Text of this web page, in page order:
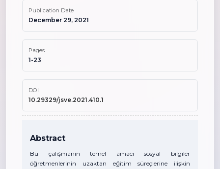
Publication Date
December 29, 2021
Pages
1-23
DOI
10.29329/jsve.2021.410.1
Abstract
Bu çalışmanın temel amacı sosyal bilgiler
öğretmenlerinin uzaktan eğitim süreçlerine ilişkin